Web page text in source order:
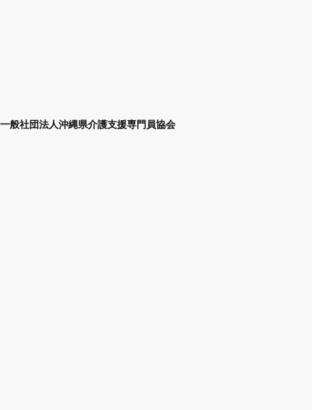
一般社団法人沖縄県介護支援専門員協会